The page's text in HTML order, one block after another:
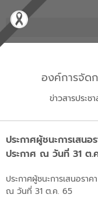
องค์การจัด
ข่าวสารประ
ประกาศผู้ชนะการเสน
ประกาศ ณ วันที่ 31 ต.
ประกาศผู้ชนะการเสนอรา
ณ วันที่ 31 ต.ค. 65